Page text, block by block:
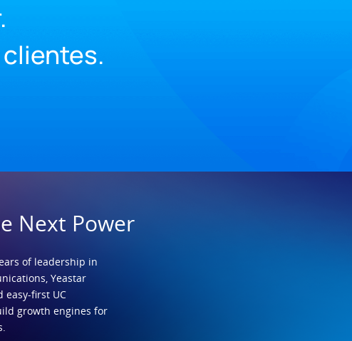
Next Power
of leadership in
Yeastar
easy-first UC
growth engines for